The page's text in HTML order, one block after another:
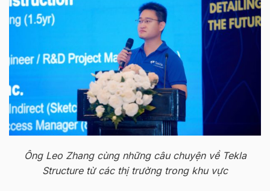
Ông Leo Zhang cùng những câu chuyện về Tekla
Structure từ các thị trường trong khu vực